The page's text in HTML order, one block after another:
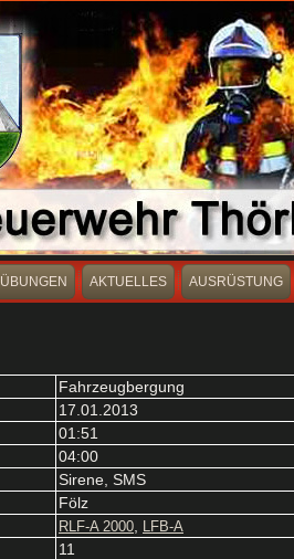
ÜBUNGEN AKTUELLES AUSRÜSTUNG
Fahrzeugbergung
17.01.2013
01:51
04:00
Sirene, SMS
Fölz
RLF-A 2000 LFB-A
11